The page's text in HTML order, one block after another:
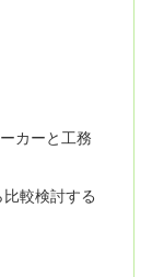
カーと工務
較検討する